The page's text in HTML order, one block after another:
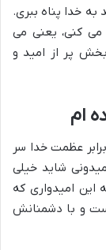
به خدا پناه ببری.
می کنی، یعنی می
پر از امید و
عظمت خدا سر
شاید خیلی
این امیدواری که
و با دشمنانش